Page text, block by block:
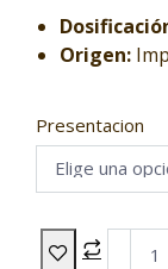
Origen:
Presentacion